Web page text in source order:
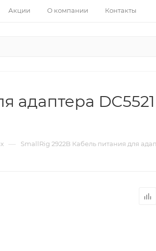
Акции О компании Контакты
адаптера
— SmallRig 2922B Кабель питания для